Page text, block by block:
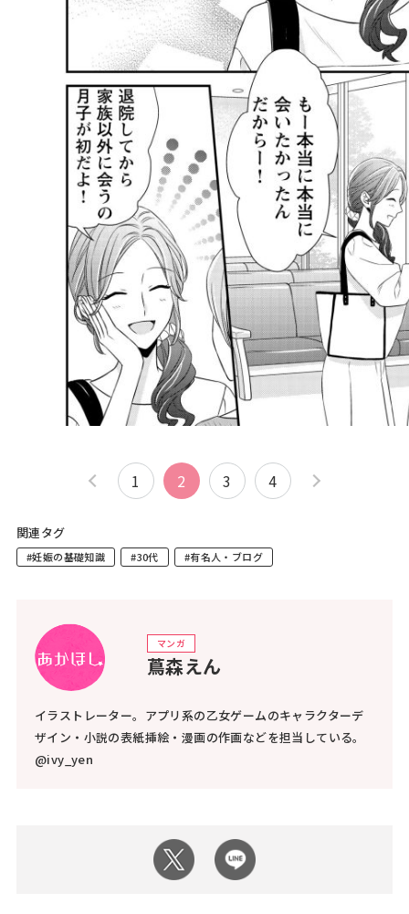
1 2 3 4
関連タグ
#妊娠の基礎知識 #30代 #有名人・ブログ
マンガ
蔦森えん
イラストレーター。アプリ系の乙女ゲームのキャラクターデ
ザイン・小説の表紙挿絵・漫画の作画などを担当している。
@ivy_yen